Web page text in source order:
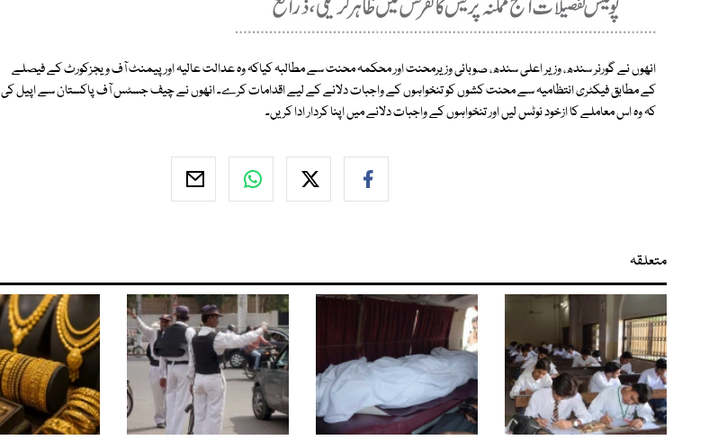
انھوں نے گورنر سندھ، وزیر اعلی سندھ، صوبائی وزیرمحنت اور محکمہ محنت سے مطالبہ کیاکہ وہ عدالت عالیہ اور پیمنٹ آف ویجزکورٹ کے فیصلے
کے مطابق فیکٹری انتظامیہ سے محنت کشوں کو تنخواہوں کے واجبات دلانے کے لیے اقدامات کرے۔ انھوں نے چیف جسٹس آف پاکستان سے اپیل کی
کہ وہ اس معاملے کا ازخود نوٹس لیں اور تنخواہوں کے واجبات دلانے میں اپنا کردار ادا کریں۔
متعلقہ